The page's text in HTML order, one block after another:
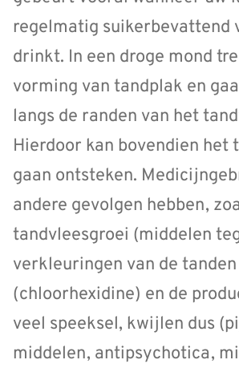
regelmatig suikerbevattend
drinkt. In een droge mond
vorming van tandplak en
langs de randen van het
Hierdoor kan bovendien het
gaan ontsteken.
andere gevolgen hebben,
tandvleesgroei (middelen
verkleuringen van de tanden
(chloorhexidine) en de
veel speeksel, kwijlen dus
middelen, antipsychotica,